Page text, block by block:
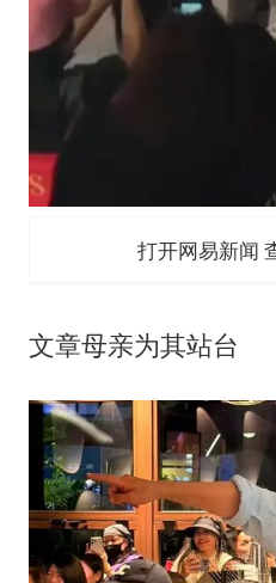
打开网易新闻
文章母亲为其站台